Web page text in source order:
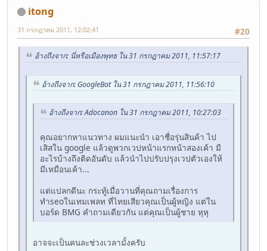
itong
#20
31 กรกฎาคม 2011, 12:02:41
อ้างถึงจาก: นี่หรือเมืองพุทธ ใน 31 กรกฎาคม 2011, 11:57:17
อ้างถึงจาก: GoogleBot ใน 31 กรกฎาคม 2011, 11:56:10
อ้างถึงจาก: Adocanon ใน 31 กรกฎาคม 2011, 10:27:03
คุณอยากหาแนวทาง ผมแนะนำ เอาชื่อรุ่นสินค้า ไป
เสิสใน google แล้วดูพวกเวปหน้าแรกหน้าสองเค้า มี
อะไรบ้างถึงติดอันดับ แล้วนำไปปรับปรุงเวปตัวเองให้
มีเหมือนเค้า...
แต่แปลกดีนะ กระทู้เมื่อวานที่คุณถามเรื่องการ
ทำseoในเทมเพลท ที่ไทยเสียวคุณเป็นผู้หญิง แต่ใน
บอร์ด BMG คำถามเดียวกัน แต่คุณเป็นผู้ชาย หุหุ
อาจจะเป็นคนละช่วงเวลามั้งครับ